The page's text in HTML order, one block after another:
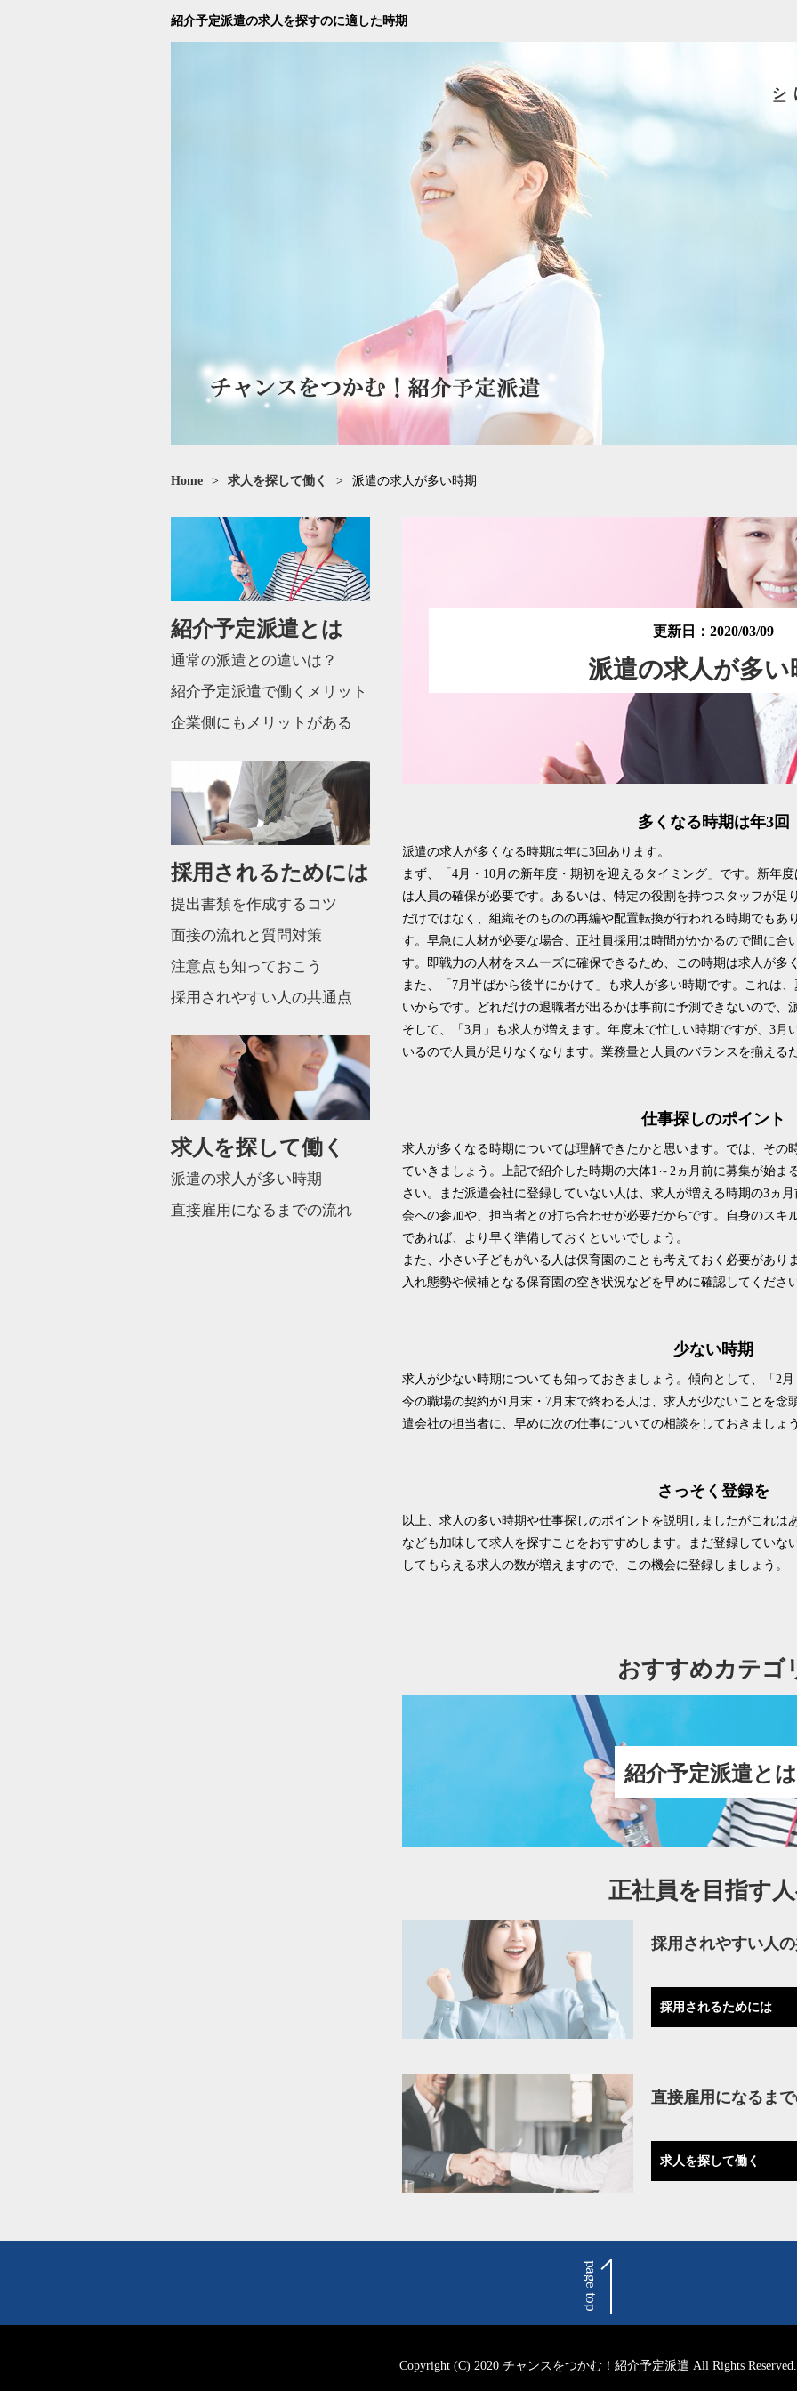
紹介予定派遣の求人を探すのに適した時期
ー
Home > 求人を探して働く > 派遣の求人が多い時期
更新日：2020/03/09
派遣の求人が多い
多くなる時期は年3回
派遣の求人が多くなる時期は年に3回あります。
まず、「4月・10月の新年度・期初を迎えるタイミング」です。新年
は人員の確保が必要です。あるいは、特定の役割を持つスタッフが足
だけではなく、組織そのものの再編や配置転換が行われる時期でもあ
す。早急に人材が必要な場合、正社員採用は時間がかかるので間に合
す。即戦力の人材をスムーズに確保できるため、この時期は求人が多
また、「7月半ばから後半にかけて」も求人が多い時期です。これは
いからです。どれだけの退職者が出るかは事前に予測できないので、
そして、「3月」も求人が増えます。年度末で忙しい時期ですが、3月
いるので人員が足りなくなります。業務量と人員のバランスを揃える
仕事探しのポイント
求人が多くなる時期については理解できたかと思います。では、その
ていきましょう。上記で紹介した時期の大体1～2ヵ月前に募集が始ま
さい。まだ派遣会社に登録していない人は、求人が増える時期の3ヵ
会への参加や、担当者との打ち合わせが必要だからです。自身のスキ
であれば、より早く準備しておくといいでしょう。
また、小さい子どもがいる人は保育園のことも考えておく必要があり
入れ態勢や候補となる保育園の空き状況などを早めに確認してくださ
少ない時期
求人が少ない時期についても知っておきましょう。傾向として、「2
今の職場の契約が1月末・7月末で終わる人は、求人が少ないことを念
遣会社の担当者に、早めに次の仕事についての相談をしておきましょ
さっそく登録を
以上、求人の多い時期や仕事探しのポイントを説明しましたがこれは
なども加味して求人を探すことをおすすめします。まだ登録していな
してもらえる求人の数が増えますので、この機会に登録しましょう。
紹介予定派遣とは
通常の派遣との違いは？
紹介予定派遣で働くメリット
企業側にもメリットがある
採用されるためには
提出書類を作成するコツ
面接の流れと質問対策
注意点も知っておこう
採用されやすい人の共通点
求人を探して働く
派遣の求人が多い時期
直接雇用になるまでの流れ
おすすめカテゴ
紹介予定派遣とは
正社員を目指す
採用されやすい人
採用されるためには
直接雇用になるま
求人を探して働く
Copyright (C) 2020 チャンスをつかむ！紹介予定派遣 All Rights Reserved.